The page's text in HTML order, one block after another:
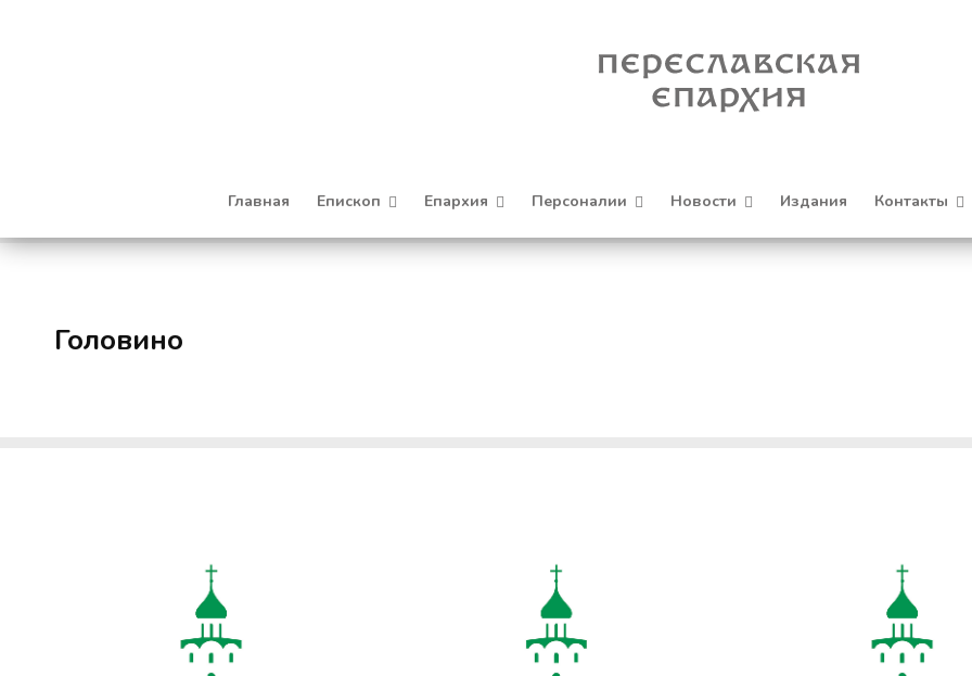
Главная Епископ Епархия Персоналии Новости Издания Контакты
Головино